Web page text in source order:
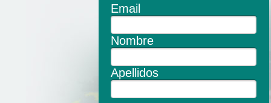
Email
Nombre
Apellidos